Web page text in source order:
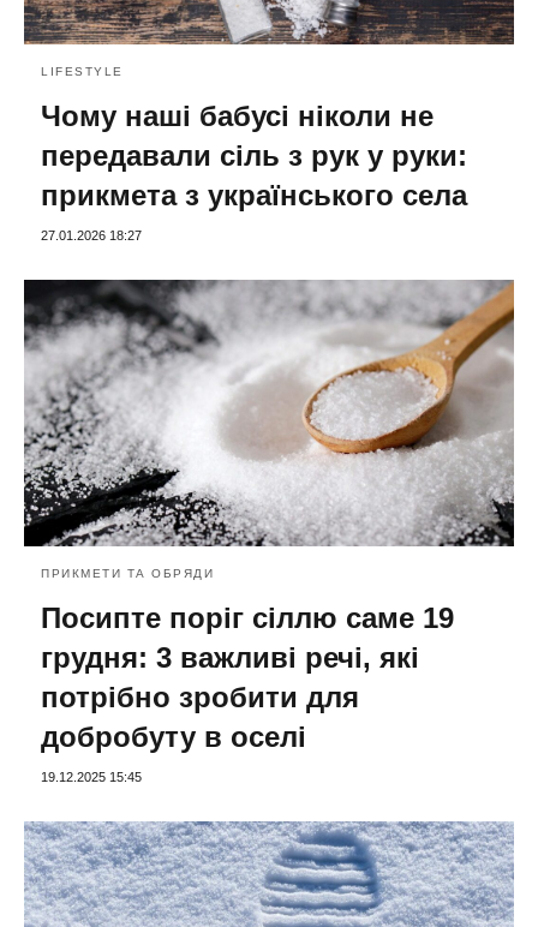
LIFESTYLE
Чому наші бабусі ніколи не
передавали сіль з рук у руки:
прикмета з українського села
27.01.2026 18:27
ПРИКМЕТИ ТА ОБРЯДИ
Посипте поріг сіллю саме 19
грудня: 3 важливі речі, які
потрібно зробити для
добробуту в оселі
19.12.2025 15:45